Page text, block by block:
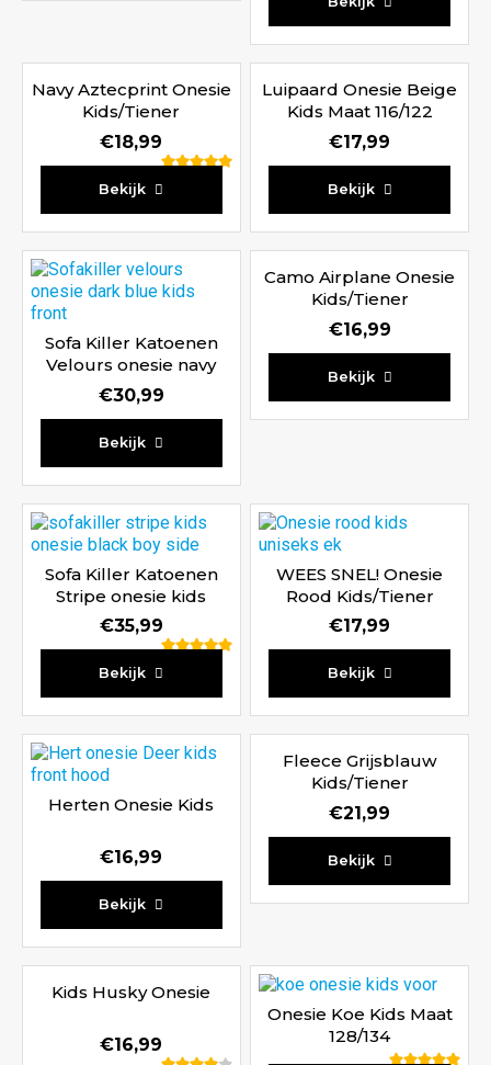
Navy Aztecprint Onesie
Kids/Tiener
€18,99
Bekijk
Luipaard Onesie Beige
Kids Maat 116/122
€17,99
Bekijk
Sofa Killer Katoenen
Velours onesie navy
kids
€30,99
Bekijk
Camo Airplane Onesie
Kids/Tiener
€16,99
Bekijk
Sofa Killer Katoenen
Stripe onesie kids
€35,99
Bekijk
WEES SNEL! Onesie
Rood Kids/Tiener
€17,99
Bekijk
Herten Onesie Kids
€16,99
Bekijk
Fleece Grijsblauw
Kids/Tiener
€21,99
Bekijk
Kids Husky Onesie
€16,99
Onesie Koe Kids Maat
128/134